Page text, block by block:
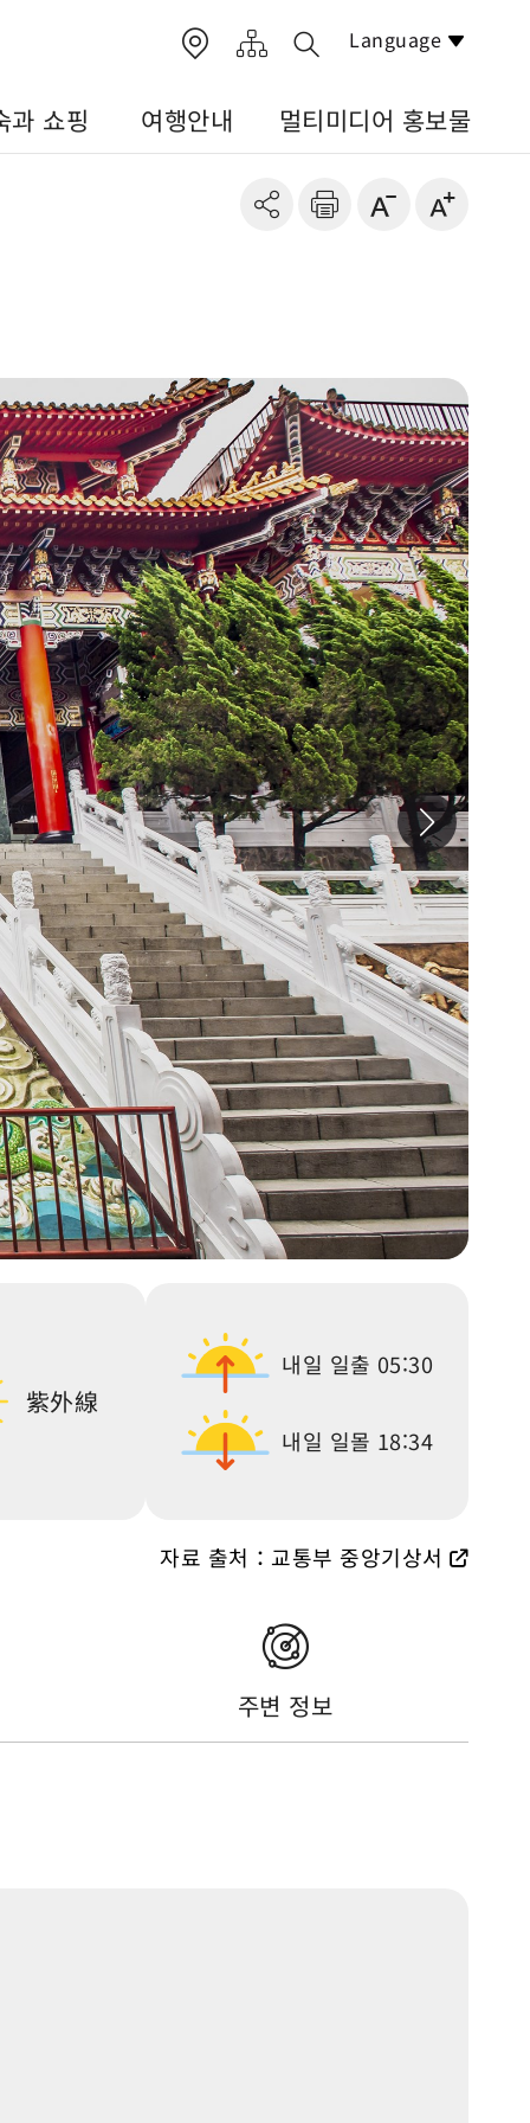
과 쇼핑 여행안내 멀티미디어 홍보물
Language
紫外線
내일 일출 05:30
내일 일몰 18:34
자료 출처：교통부 중앙기상서
주변 정보